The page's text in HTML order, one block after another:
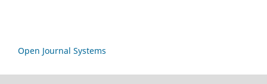
Open Journal Systems